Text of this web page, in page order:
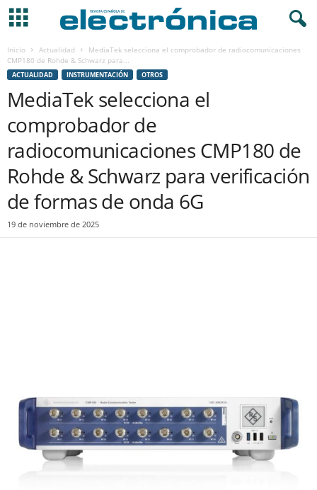
Inicio Actualidad
MediaTek selecciona el comprobador de radiocomunicaciones
CMP180 de Rohde & Schwarz para...
ACTUALIDAD INSTRUMENTACIÓN OTROS
MediaTek selecciona el
comprobador de
radiocomunicaciones CMP180 de
Rohde & Schwarz para verificación
de formas de onda 6G
19 de noviembre de 2025